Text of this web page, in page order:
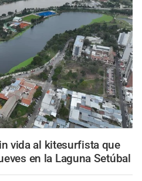
vida al kitesurfista que
en la Laguna Setúbal